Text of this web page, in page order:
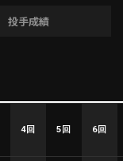
投手成績
4回 5回 6回